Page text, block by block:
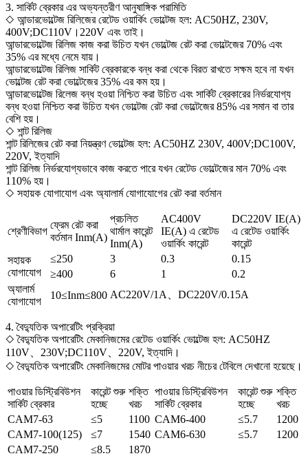
3. সার্কিট ব্রেকার এর অভ্যন্তরীণ আনুষাঙ্গিক পরামিতি
◇ আন্ডারভোল্টেজ রিলিজের রেটেড ওয়ার্কিং ভোল্টেজ হল: AC50HZ, 230V,
400V;DC110V।220V এবং তাই।
আন্ডারভোল্টেজ রিলিজ কাজ করা উচিত যখন ভোল্টেজ রেট করা ভোল্টেজের 70% এবং
35% এর মধ্যে নেমে যায়।
আন্ডারভোল্টেজ রিলিজ সার্কিট ব্রেকারকে বন্ধ করা থেকে বিরত রাখতে সক্ষম হবে না যখন
ভোল্টেজ রেট করা ভোল্টেজের 35% এর কম হয়।
আন্ডারভোল্টেজ রিলেজ বন্ধ হওয়া নিশ্চিত করা উচিত এবং সার্কিট ব্রেকারের নির্ভরযোগ্য
বন্ধ হওয়া নিশ্চিত করা উচিত যখন ভোল্টেজ রেট করা ভোল্টেজের 85% এর সমান বা তার
বেশি হয়।
◇ শান্ট রিলিজ
শান্ট রিলিজের রেট করা নিয়ন্ত্রণ ভোল্টেজ হল: AC50HZ 230V, 400V;DC100V,
220V, ইত্যাদি
শান্ট রিলিজ নির্ভরযোগ্যভাবে কাজ করতে পারে যখন রেটেড ভোল্টেজের মান 70% এবং
110% হয়।
◇ সহায়ক যোগাযোগ এবং অ্যালার্ম যোগাযোগের রেট করা বর্তমান
শ্রেণীবিভাগ
ফ্রেম রেট করা
বর্তমান Inm(A)
প্রচলিত
থার্মাল কারেন্ট
Inm(A)
AC400V
IE(A) এ রেটেড
ওয়ার্কিং কারেন্ট
DC220V IE(A)
এ রেটেড ওয়ার্কিং
কারেন্ট
সহায়ক
যোগাযোগ
≤250 3 0.3
0.15
≥400
6 1
0.2
অ্যালার্ম
যোগাযোগ
10≤Inm≤800 AC220V/1A、DC220V/0.15A
4. বৈদ্যুতিক অপারেটিং প্রক্রিয়া
◇ বৈদ্যুতিক অপারেটিং মেকানিজমের রেটেড ওয়ার্কিং ভোল্টেজ হল: AC50HZ
110V、230V;DC110V、220V, ইত্যাদি।
◇ বৈদ্যুতিক অপারেটিং মেকানিজমের মোটর পাওয়ার খরচ নীচের টেবিলে দেখানো হয়েছে।
পাওয়ার ডিস্ট্রিবিউশন
সার্কিট ব্রেকার
কারেন্ট শুরু
হচ্ছে
শক্তি
খরচ
পাওয়ার ডিস্ট্রিবিউশন
সার্কিট ব্রেকার
কারেন্ট শুরু
হচ্ছে
শক্তি
খরচ
CAM7-63
≤5 1100 CAM6-400 ≤5.7
1200
CAM7-100(125)
≤7 1540 CAM6-630 ≤5.7
1200
CAM7-250
≤8.5 1870